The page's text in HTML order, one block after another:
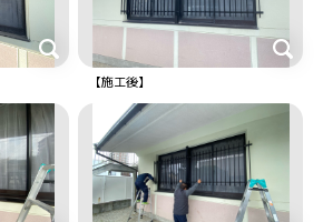
【施工後】